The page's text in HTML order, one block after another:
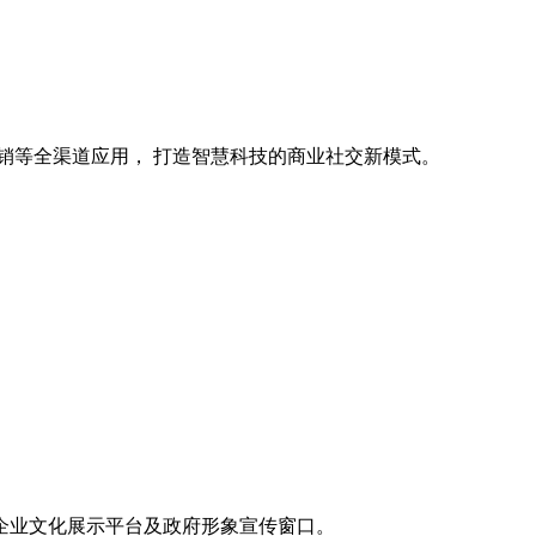
全渠道应用， 打造智慧科技的商业社交新模式。
文化展示平台及政府形象宣传窗口。